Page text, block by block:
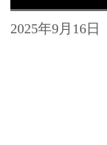
2025年9月16日